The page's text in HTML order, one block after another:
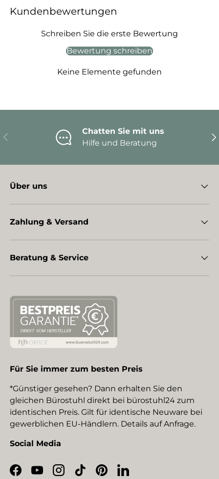
Kundenbewertungen
Schreiben Sie die erste Bewertung
Bewertung schreiben
Keine Elemente gefunden
Vorherige
Chatten Sie mit uns
Hilfe und Beratung
Über uns
Zahlung & Versand
Beratung & Service
Für Sie immer zum besten Preis
*Günstiger gesehen? Dann erhalten Sie den
gleichen Bürostuhl direkt bei bürostuhl24 zum
identischen Preis. Gilt für identische Neuware bei
gewerblichen EU-Händlern. Details auf Anfrage.
Social Media
Facebook
YouTubeInstagram
TikTokPinterestLinkedIn